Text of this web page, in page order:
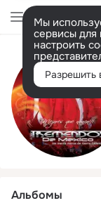
Мы
сервисы для
настроить
Разрешить
Альбомы